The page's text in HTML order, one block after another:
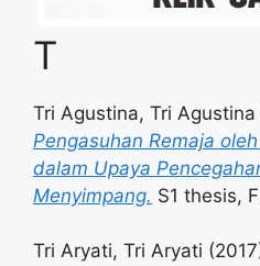
T
Tri Agustina, Tri Agustina
Pengasuhan Remaja
dalam Upaya
Menyimpang. S1 thesis,
Tri Aryati, Tri Aryati